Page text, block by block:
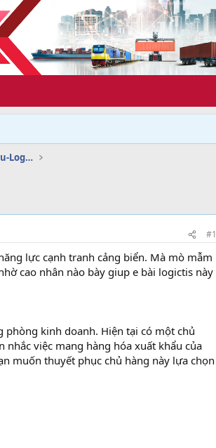
Dịch vụ doanh nghiệp xuất nhập khẩu-Logistics
#1
lực cạnh tranh cảng biển. Mà mò mẫm
cao nhân nào bày giup e bài logictis này
kinh doanh. Hiện tại có một chủ
việc mang hàng hóa xuất khẩu của
muốn thuyết phục chủ hàng này lựa chọn